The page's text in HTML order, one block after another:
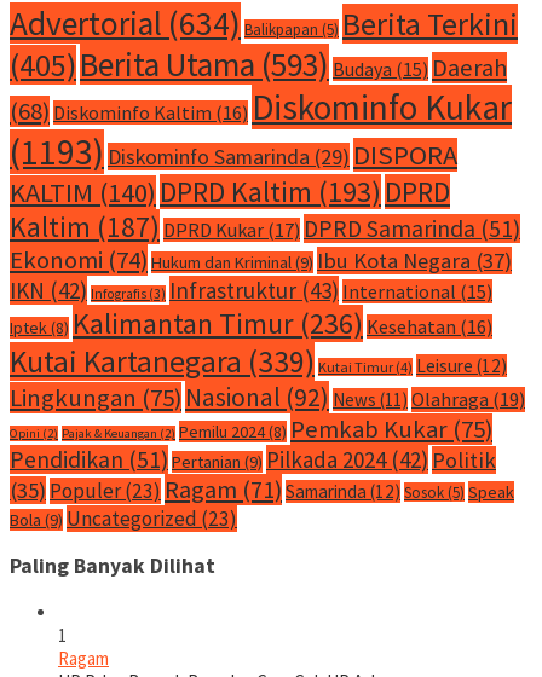
Advertorial (634) Balikpapan (5) Berita Terkini
(405)Berita Utama (593) Budaya (15) Daerah
(68) Diskominfo Kaltim (16) Diskominfo Kukar
(1193) Diskominfo Samarinda (29) DISPORA
KALTIM (140) DPRD Kaltim (193) DPRD
Kaltim (187) DPRD Kukar (17) DPRD Samarinda (51)
Ekonomi (74) Hukum dan Kriminal(9) Ibu Kota Negara (37)
IKN (42) Infografis (3) Infrastruktur (43) International (15)
Iptek(8) Kalimantan Timur (236) Kesehatan (16)
Kutai Kartanegara (339) Kutai Timur (4) Leisure (12)
Lingkungan (75) Nasional (92) News (11) Olahraga (19)
Opini (2) Pajak & Keuangan (2) Pemilu 2024(8) Pemkab Kukar (75)
Pendidikan (51) Pertanian (9) Pilkada 2024(42) Politik
(35) Populer(23) Ragam (71) Samarinda (12) Sosok(5) Speak
Bola (9) Uncategorized (23)
Paling Banyak Dilihat
1
Ragam